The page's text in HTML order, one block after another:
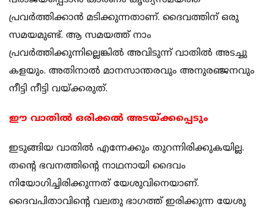
പ്രവര്‍ത്തിക്കാന്‍ മടിക്കുന്നതാണ്. ദൈവത്തിന് ഒരു
സമയമുണ്ട്. ആ സമയത്ത് നാം
പ്രവര്‍ത്തിക്കുന്നില്ലെങ്കില്‍ അവിടുന്ന് വാതില്‍ അടച്ചു
കളയും. അതിനാല്‍ മാനസാന്തരവും അനുരഞ്ജനവും
നീട്ടി നീട്ടി വയ്ക്കരുത്.
ഈ വാതില്‍ ഒരിക്കല്‍ അടയ്ക്കപ്പെടും
ഇടുങ്ങിയ വാതില്‍ എന്നേക്കും തുറന്നിരിക്കുകയില്ല.
തന്റെ ഭവനത്തിന്റെ നാഥനായി ദൈവം
നിയോഗിച്ചിരിക്കുന്നത് യേശുവിനെയാണ്.
ദൈവപിതാവിന്റെ വലതു ഭാഗത്ത് ഇരിക്കുന്ന യേശു